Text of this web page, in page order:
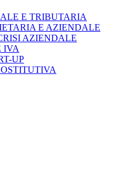
E TRIBUTARIA
E AZIENDALE
AZIENDALE
IVA
UP